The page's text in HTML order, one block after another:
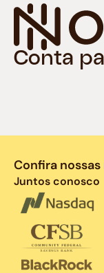
Conta
Confira
Juntos conosco